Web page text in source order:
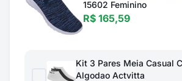
15602 Feminino
R$ 165,59
Kit 3 Pares Meia Casual
Algodao Actvitta